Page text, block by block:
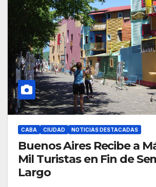
CABA CIUDAD NOTICIAS DESTACADAS
Buenos Aires Recibe a
Mil Turistas en Fin de
Largo